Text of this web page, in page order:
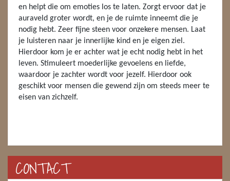
DIVERSE
ENGELEN
FENG SHUI
GEODE 'S / STANDAARDS
GESLEPEN STENEN
HUISREINIGING
en helpt die om emoties los te laten. Zorgt ervoor dat je
auraveld groter wordt, en je de ruimte inneemt die je
nodig hebt. Zeer fijne steen voor onzekere mensen. Laat
je luisteren naar je innerlijke kind en je eigen ziel.
Hierdoor kom je er achter wat je echt nodig hebt in het
leven. Stimuleert moederlijke gevoelens en liefde,
waardoor je zachter wordt voor jezelf. Hierdoor ook
geschikt voor mensen die gewend zijn om steeds meer te
eisen van zichzelf.
CONTACT